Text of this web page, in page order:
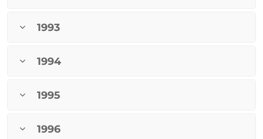
1993
1994
1995
1996